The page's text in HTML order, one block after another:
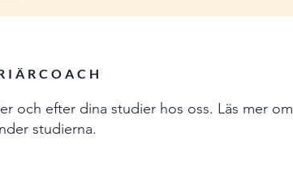
och efter dina studier hos oss. Läs mer om
studierna.